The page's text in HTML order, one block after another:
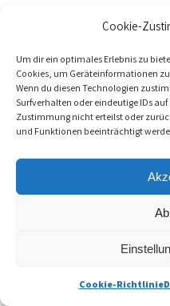
Cookie-
Um dir ein optimales Erlebnis zu
Cookies, um Geräteinformationen
Wenn du diesen Technologien
Surfverhalten oder eindeutige IDs
Zustimmung nicht erteilst oder
und Funktionen beeinträchtigt
Cookie-Richtlinie
Wie lange
Das hängt sehr von deinen
und von deinem
Training können die
innerhalb mehrerer Monate
körperliche
entsprechend länger
Regelmäßiges Training
Mal pro Woche eine halbe
einem System.